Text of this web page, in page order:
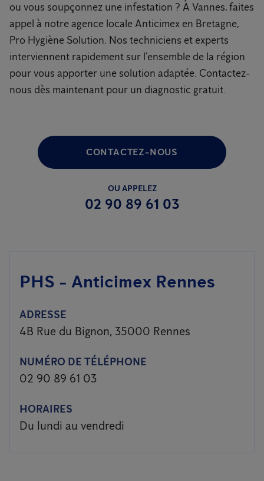
ou vous soupçonnez une infestation ? À Vannes, faites
appel à notre agence locale Anticimex en Bretagne,
Pro Hygiène Solution. Nos techniciens et experts
interviennent rapidement sur l’ensemble de la région
pour vous apporter une solution adaptée. Contactez-
nous dès maintenant pour un diagnostic gratuit.
CONTACTEZ-NOUS
OU APPELEZ
02 90 89 61 03
PHS - Anticimex Rennes
ADRESSE
4B Rue du Bignon, 35000 Rennes
NUMÉRO DE TÉLÉPHONE
02 90 89 61 03
HORAIRES
Du lundi au vendredi